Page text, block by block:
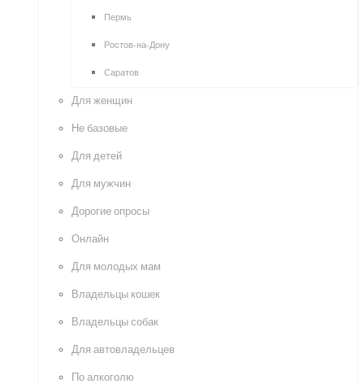
Пермь
Ростов-на-Дону
Саратов
Для женщин
Не базовые
Для детей
Для мужчин
Дорогие опросы
Онлайн
Для молодых мам
Владельцы кошек
Владельцы собак
Для автовладельцев
По алкоголю